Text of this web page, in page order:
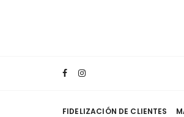
FIDELIZACIÓN DE CLIENTES